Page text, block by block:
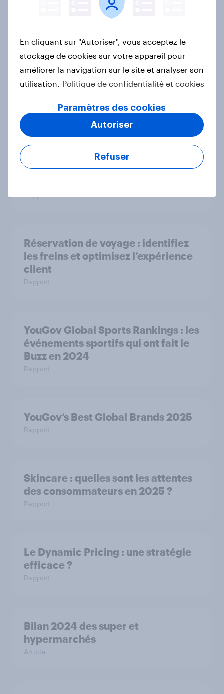
France, Belgium & Netherlands
consumer bank rankings: YouGov's
Rapport
dining out report 2025​
YouGov France Rankings Super et
Réservation de voyage : identifiez
les freins et optimisez l’expérience
client
Rapport
YouGov Global Sports Rankings : les
événements sportifs qui ont fait le
Buzz en 2024
Rapport
YouGov’s Best Global Brands 2025
Rapport
Skincare : quelles sont les attentes
des consommateurs en 2025 ?
Rapport
Le Dynamic Pricing : une stratégie
efficace ?
Rapport
Bilan 2024 des super et
hypermarchés
Article
En cliquant sur "Autoriser", vous acceptez le
stockage de cookies sur votre appareil pour
améliorer la navigation sur le site et analyser son
utilisation.
Politique de confidentialité et cookies
Paramètres des cookies
Refuser
Autoriser